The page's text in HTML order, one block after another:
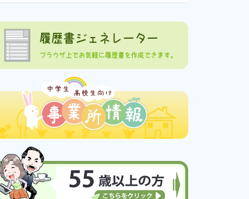
履歴書ジェネレーター
ブラウザ上でお気軽に履歴書を作成できます。